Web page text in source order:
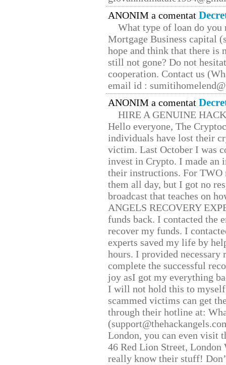
ANONIM a comentat
What type of loan do you
Mortgage Business capital
hope and think that there is
still not gone? Do not
cooperation. Contact us
email id :
ANONIM a comentat
HIRE A GENUINE
Hello everyone, The
individuals have lost their
victim. Last October I was
invest in Crypto. I made
their instructions. For TWO
them all day, but I got no
broadcast that teaches on
ANGELS RECOVERY
funds back. I contacted the
recover my funds. I
experts saved my life by
hours. I provided
complete the successful
joy asI got my everything
I will not hold this to
scammed victims can get
through their hotline at:
London, you can even visit
46 Red Lion Street, London
really know their stuff!